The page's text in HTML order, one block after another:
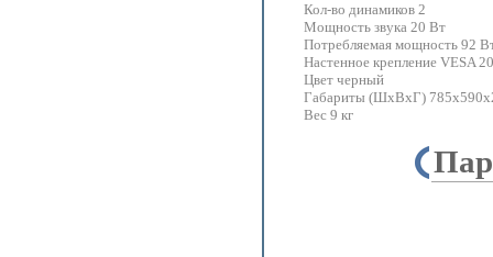
Кол-во динамиков 2
Мощность звука 20 Вт
Потребляемая мощность 92
Настенное крепление VESA
Цвет черный
Габариты (ШхВхГ)
Вес 9 кг